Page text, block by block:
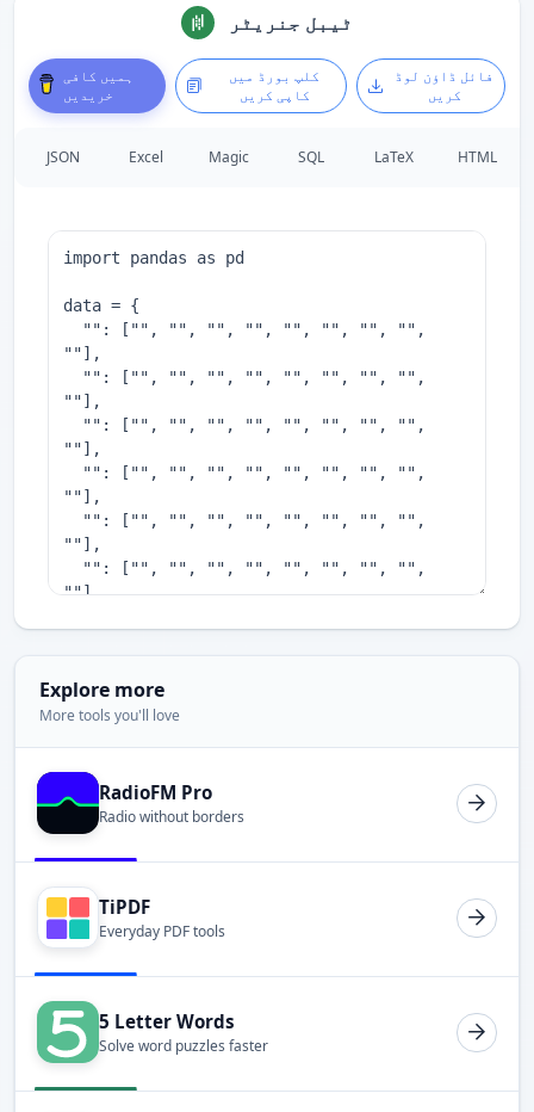
ٹیبل جنریٹر
ہمیں کافی
خریدیں
کلپ بورڈ میں
کاپی کریں
فائل ڈاؤن لوڈ
کریں
JSON Excel Magic SQL LaTeX HTML
Explore more
More tools you'll love
RadioFM Pro
Radio without borders
TiPDF
Everyday PDF tools
5 Letter Words
Solve word puzzles faster